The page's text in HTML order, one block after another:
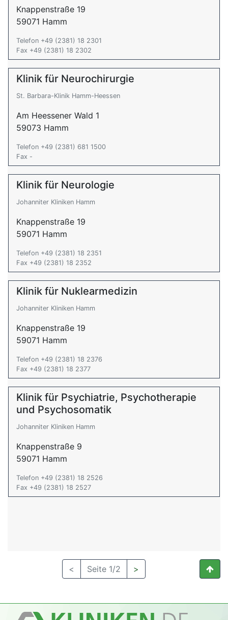
Knappenstraße 19
59071 Hamm
Telefon +49 (2381) 18 2301
Fax +49 (2381) 18 2302
Klinik für Neurochirurgie
St. Barbara-Klinik Hamm-Heessen
Am Heessener Wald 1
59073 Hamm
Telefon +49 (2381) 681 1500
Fax -
Klinik für Neurologie
Johanniter Kliniken Hamm
Knappenstraße 19
59071 Hamm
Telefon +49 (2381) 18 2351
Fax +49 (2381) 18 2352
Klinik für Nuklearmedizin
Johanniter Kliniken Hamm
Knappenstraße 19
59071 Hamm
Telefon +49 (2381) 18 2376
Fax +49 (2381) 18 2377
Klinik für Psychiatrie, Psychotherapie
und Psychosomatik
Johanniter Kliniken Hamm
Knappenstraße 9
59071 Hamm
Telefon +49 (2381) 18 2526
Fax +49 (2381) 18 2527
< Seite 1/2 >